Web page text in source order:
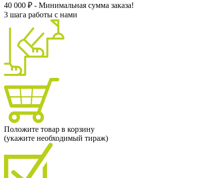
40 000 ₽ - Минимальная сумма заказа!
3 шага работы с нами
Положите товар в корзину
(укажите необходимый тираж)